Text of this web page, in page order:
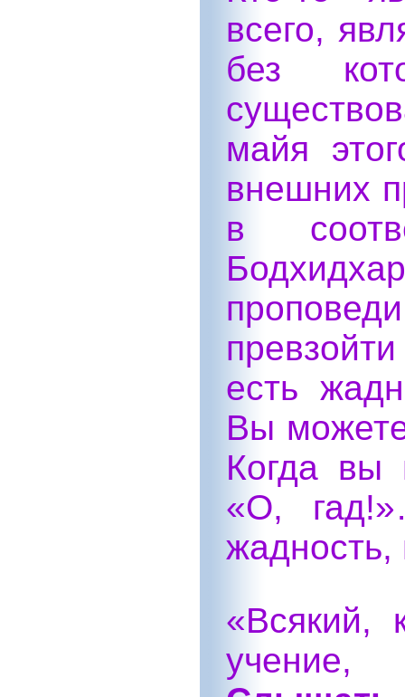
всего,
без
майя
внешних
в
есть
Вы
Когда вы
«O,
жадность,
«Всякий,
учение,